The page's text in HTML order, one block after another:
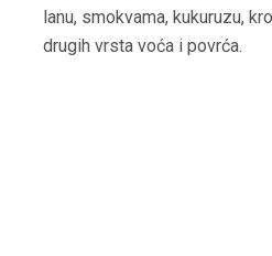
lanu, smokvama, kukuruzu,
drugih vrsta voća i povrća.